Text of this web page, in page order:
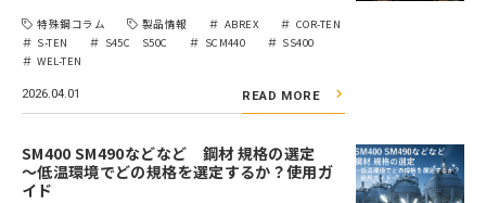
特殊鋼コラム 製品情報 ABREX
COR-TEN
S-TEN
S45C S50C SCM440
SS400
WEL-TEN
2026.04.01 READ MORE
SM400 SM490などなど 鋼材 規格の選定
～低温環境でどの規格を選定するか？使用ガ
イド